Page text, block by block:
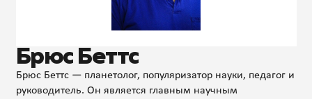
Брюс Беттс
Брюс Беттс — планетолог, популяризатор науки, педагог и
руководитель. Он является главным научным